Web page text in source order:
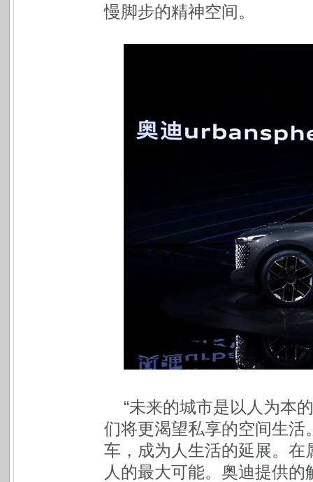
慢脚步的精神空间。
“未来的城市是以人为本
们将更渴望私享的空间生
车，成为人生活的延展。
人的最大可能。奥迪提供